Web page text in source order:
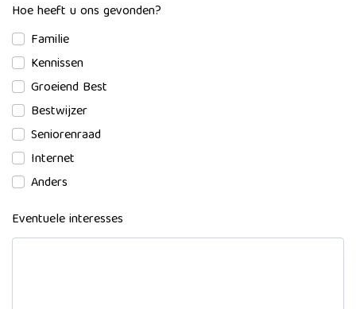
Hoe heeft u ons gevonden?
Familie
Kennissen
Groeiend Best
Bestwijzer
Seniorenraad
Internet
Anders
Eventuele interesses